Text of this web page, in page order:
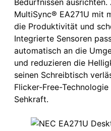
Bedürfnissen
MultiSync® EA271U mit
die Produktivität und
Integrierte Sensoren
automatisch an die
und reduzieren die
seinen Schreibtisch
Flicker-Free-
Sehkraft.